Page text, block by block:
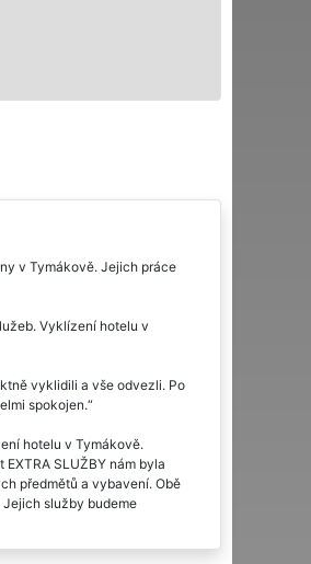
v Tymákově. Jejich práce
Vyklízení hotelu v
vyklidili a vše odvezli. Po
spokojen.
hotelu v Tymákově.
SLUŽBY nám byla
předmětů a vybavení. Obě
služby budeme